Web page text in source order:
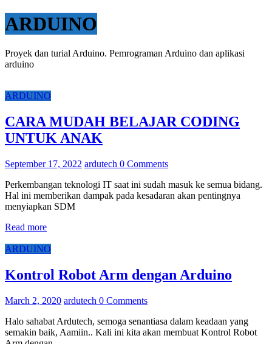
ARDUINO
Proyek dan turial Arduino. Pemrograman Arduino dan aplikasi
arduino
ARDUINO
CARA MUDAH BELAJAR CODING
UNTUK ANAK
September 17, 2022 ardutech 0 Comments
Perkembangan teknologi IT saat ini sudah masuk ke semua bidang.
Hal ini memberikan dampak pada kesadaran akan pentingnya
menyiapkan SDM
Read more
ARDUINO
Kontrol Robot Arm dengan Arduino
March 2, 2020 ardutech 0 Comments
Halo sahabat Ardutech, semoga senantiasa dalam keadaan yang
semakin baik, Aamiin.. Kali ini kita akan membuat Kontrol Robot